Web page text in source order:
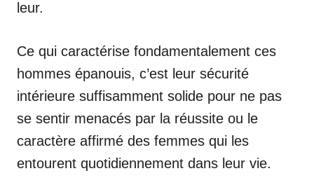
leur.
Ce qui caractérise fondamentalement ces
hommes épanouis, c’est leur sécurité
intérieure suffisamment solide pour ne pas
se sentir menacés par la réussite ou le
caractère affirmé des femmes qui les
entourent quotidiennement dans leur vie.